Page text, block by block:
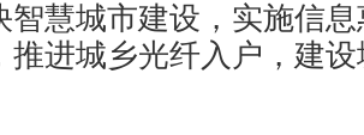
智慧城市建设，实施信
推进城乡光纤入户，建